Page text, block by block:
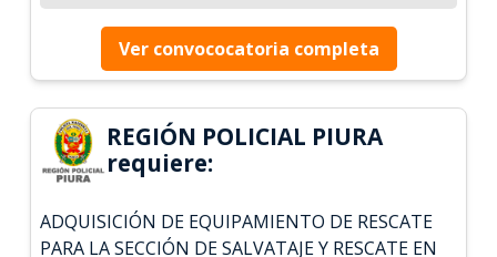
Ver convococatoria completa
REGIÓN POLICIAL PIURA
requiere:
ADQUISICIÓN DE EQUIPAMIENTO DE RESCATE
PARA LA SECCIÓN DE SALVATAJE Y RESCATE EN